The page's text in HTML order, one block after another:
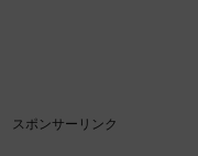
スポンサーリンク